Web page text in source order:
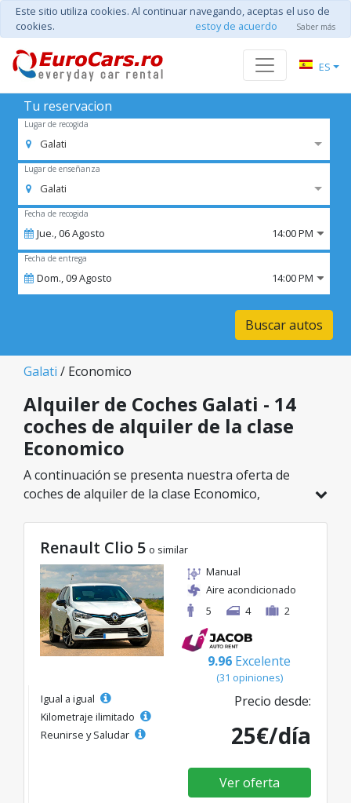
Este sitio utiliza cookies. Al continuar navegando, aceptas el uso de
cookies.
estoy de acuerdo Saber más
ES
Tu reservacion
Lugar de recogida
Galati
Lugar de enseñanza
Galati
Fecha de recogida
Jue.,06Agosto 14:00 PM
Fecha de entrega
Dom.,09Agosto 14:00 PM
Buscar autos
Galati / Economico
Alquiler de Coches Galati - 14
coches de alquiler de la clase
Economico
A continuación se presenta nuestra oferta de
coches de alquiler de la clase Economico,
de la categoría seleccionada, con tarifas
excelentes desde solo 26€/día.
Renault Clio 5 o similar
Manual
Aire acondicionado
5
4 2
9.96 Excelente
(31 opiniones)
Igual a igual
Kilometraje ilimitado
Reunirse y Saludar
Precio desde:
25€/día
Ver oferta